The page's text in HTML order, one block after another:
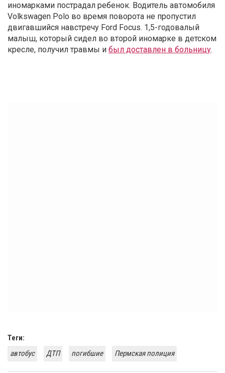
иномарками пострадал ребенок. Водитель автомобиля
Volkswagen Polo во время поворота не пропустил
двигавшийся навстречу Ford Focus. 1,5-годовалый
малыш, который сидел во второй иномарке в детском
кресле, получил травмы и был доставлен в больницу.
Теги:
автобус
ДТП погибшие Пермская полиция